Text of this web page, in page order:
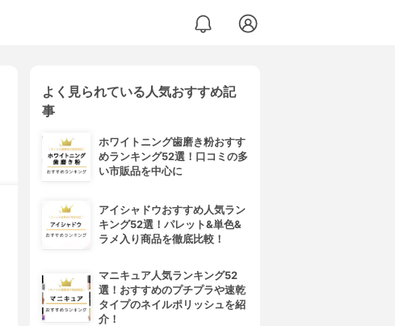
よく見られている人気おすすめ記
事
ホワイトニング歯磨き粉おすす
めランキング52選！口コミの多
い市販品を中心に
アイシャドウおすすめ人気ラン
キング52選！パレット&単色&
ラメ入り商品を徹底比較！
マニキュア人気ランキング52
選！おすすめのプチプラや速乾
タイプのネイルポリッシュを紹
介！